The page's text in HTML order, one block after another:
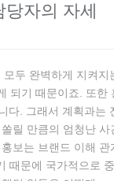
자의 자세
두 완벽하게 지켜지
되기 때문이죠. 또한
다. 그래서 계획과는
릴 만큼의 엄청난
보는 브랜드 이해 관
때문에 국가적으로